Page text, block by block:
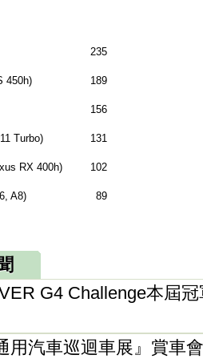
235
450h) 189
156
Turbo) 131
RX 400h) 102
A8) 89
G4 Challenge本屆
用汽車巡迴車展』賞車